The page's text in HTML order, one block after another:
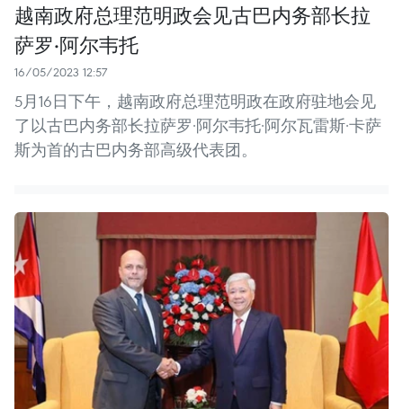
越南政府总理范明政会见古巴内务部长拉
萨罗·阿尔韦托
16/05/2023 12:57
5月16日下午，越南政府总理范明政在政府驻地会见
了以古巴内务部长拉萨罗·阿尔韦托·阿尔瓦雷斯·卡萨
斯为首的古巴内务部高级代表团。